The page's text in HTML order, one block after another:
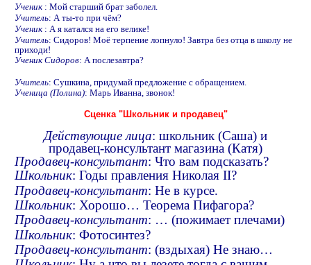
Ученик : Мой старший брат заболел.
Учитель: А ты-то при чём?
Ученик : А я катался на его велике!
Учитель: Сидоров! Моё терпение лопнуло! Завтра без отца в школу не
приходи!
Ученик Сидоров: А послезавтра?
Учитель: Сушкина, придумай предложение с обращением.
Ученица (Полина): Марь Иванна, звонок!
Сценка "Школьник и продавец"
Действующие лица: школьник (Саша) и
продавец-консультант магазина (Катя)
Продавец-консультант: Что вам подсказать?
Школьник: Годы правления Николая II?
Продавец-консультант: Не в курсе.
Школьник: Хорошо… Теорема Пифагора?
Продавец-консультант: … (пожимает плечами)
Школьник: Фотосинтез?
Продавец-консультант: (вздыхая) Не знаю…